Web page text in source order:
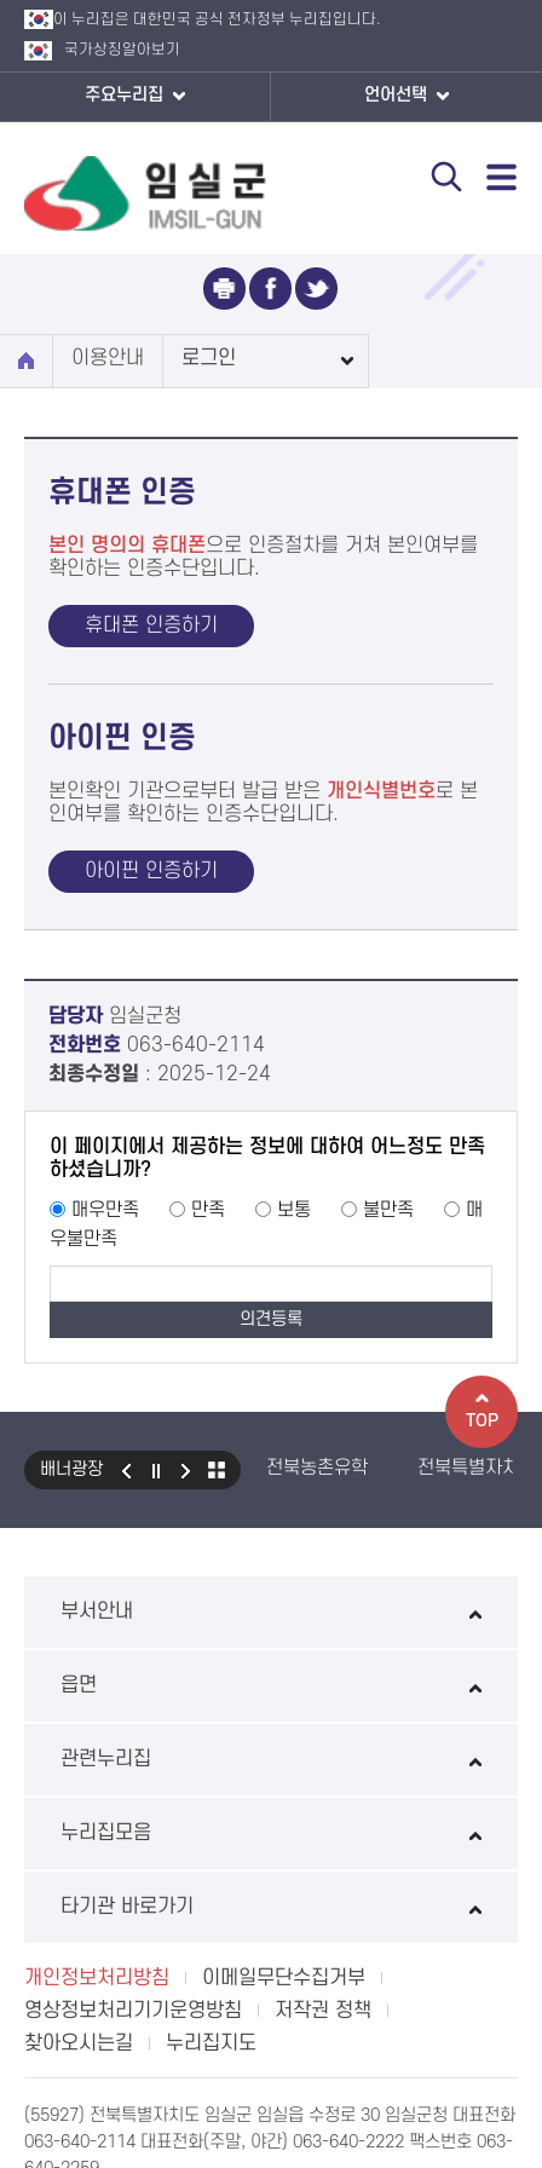
이 누리집은 대한민국 공식 전자정부 누리집입니다.
국가상징 알아보기
주요누리집 언어선택
로그인
이용안내 로그인
휴대폰 인증
본인 명의의 휴대폰으로 인증절차를 거쳐 본인여부를
확인하는 인증수단입니다.
휴대폰 인증하기
아이핀 인증
본인확인 기관으로부터 발급 받은 개인식별번호로 본
인여부를 확인하는 인증수단입니다.
아이핀 인증하기
담당자임실군청
전화번호 063-640-2114
최종수정일 : 2025-12-24
이 페이지에서 제공하는 정보에 대하여 어느정도 만족
하셨습니까?
매우만족
만족 보통 불만족
매
우불만족
배너광장 전북농촌유학
전북특별자치
부서안내
읍면
관련누리집
누리집모음
타기관 바로가기
개인정보처리방침
이메일무단수집거부
영상정보처리기기운영방침
저작권 정책
찾아오시는길
누리집지도
(55927) 전북특별자치도 임실군 임실읍 수정로 30 임실군청 대표전화
063-640-2114 대표전화(주말, 야간) 063-640-2222 팩스번호 063-
TOP